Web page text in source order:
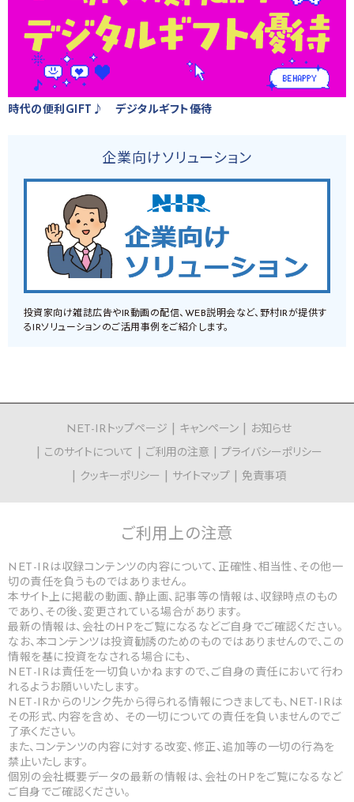
時代の便利GIFT♪ デジタルギフト優待
企業向けソリューション
投資家向け雑誌広告やIR動画の配信、WEB説明会など、野村IRが提供す
るIRソリューションのご活用事例をご紹介します。
NET-IRトップページ キャンペーン
お知らせ
このサイトについて
ご利用の注意
プライバシーポリシー
クッキーポリシー
サイトマップ 免責事項
ご利用上の注意
NET-IRは収録コンテンツの内容について、正確性、相当性、その他一
切の責任を負うものではありません。
本サイト上に掲載の動画、静止画、記事等の情報は、収録時点のもの
であり、その後、変更されている場合があります。
最新の情報は、会社のHPをご覧になるなどご自身でご確認ください。
なお、本コンテンツは投資勧誘のためのものではありませんので、この
情報を基に投資をなされる場合にも、
NET-IRは責任を一切負いかねますので、ご自身の責任において行わ
れるようお願いいたします。
NET-IRからのリンク先から得られる情報につきましても、NET-IRは
その形式、内容を含め、 その一切についての責任を負いませんのでご
了承ください。
また、コンテンツの内容に対する改変、修正、追加等の一切の行為を
禁止いたします。
個別の会社概要データの最新の情報は、会社のHPをご覧になるなど
ご自身でご確認ください。